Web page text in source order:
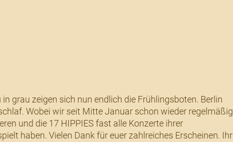
grau zeigen sich nun endlich die Frühlingsboten. Berlin
Wobei wir seit Mitte Januar schon wieder regelmäßig
und die 17 HIPPIES fast alle Konzerte ihrer
haben. Vielen Dank für euer zahlreiches Erscheinen. Ihr